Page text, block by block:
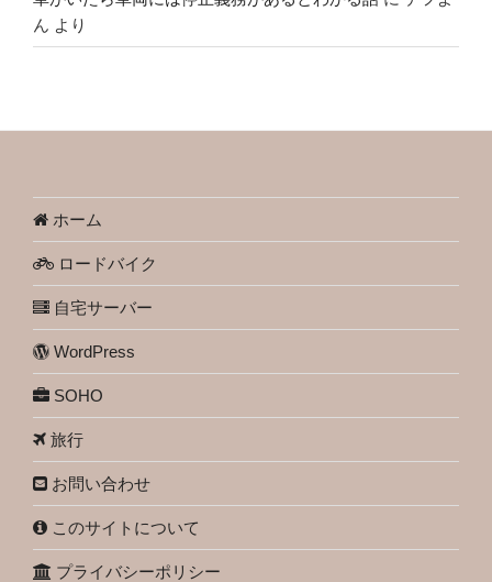
ん より
ホーム
ロードバイク
自宅サーバー
WordPress
SOHO
旅行
お問い合わせ
このサイトについて
プライバシーポリシー